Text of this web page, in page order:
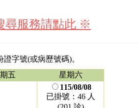
尋服務請點此 ※
證字號(或病歷號碼)。